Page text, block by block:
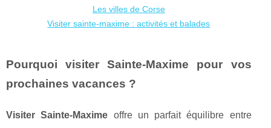
Les villes de Corse
Visiter sainte-maxime : activités et balades
Pourquoi visiter Sainte-Maxime pour vos
prochaines vacances ?
Visiter Sainte-Maxime offre un parfait équilibre entre